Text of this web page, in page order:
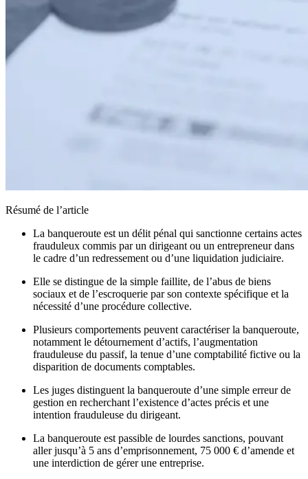
Résumé de l’article
La banqueroute est un délit pénal qui sanctionne certains actes
frauduleux commis par un dirigeant ou un entrepreneur dans
le cadre d’un redressement ou d’une liquidation judiciaire.
Elle se distingue de la simple faillite, de l’abus de biens
sociaux et de l’escroquerie par son contexte spécifique et la
nécessité d’une procédure collective.
Plusieurs comportements peuvent caractériser la banqueroute,
notamment le détournement d’actifs, l’augmentation
frauduleuse du passif, la tenue d’une comptabilité fictive ou la
disparition de documents comptables.
Les juges distinguent la banqueroute d’une simple erreur de
gestion en recherchant l’existence d’actes précis et une
intention frauduleuse du dirigeant.
La banqueroute est passible de lourdes sanctions, pouvant
aller jusqu’à 5 ans d’emprisonnement, 75 000 € d’amende et
une interdiction de gérer une entreprise.